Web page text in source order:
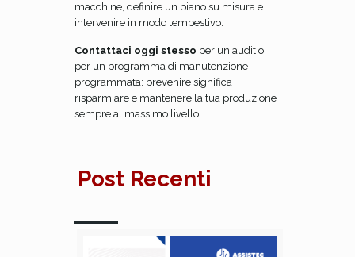
macchine, definire un piano su misura e
intervenire in modo tempestivo.
Contattaci oggi stesso per un audit o
per un programma di manutenzione
programmata: prevenire significa
risparmiare e mantenere la tua produzione
sempre al massimo livello.
Post Recenti